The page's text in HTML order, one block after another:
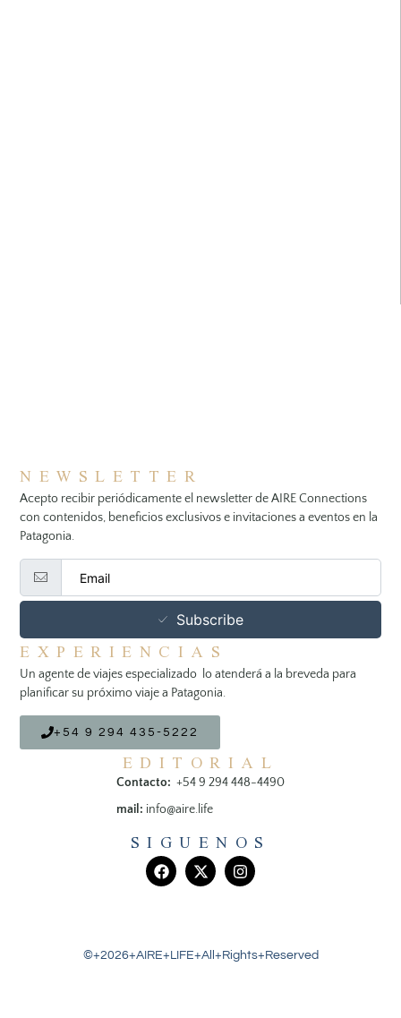
NEWSLETTER
Acepto recibir periódicamente el newsletter de AIRE Connections
con contenidos, beneficios exclusivos e invitaciones a eventos en la
Patagonia.
Subscribe
EXPERIENCIAS
Un agente de viajes especializado lo atenderá a la breveda para
planificar su próximo viaje a Patagonia.
+54 9 294 435-5222
EDITORIAL
Contacto: +54 9 294 448-4490
mail: info@aire.life
SIGUENOS
©+2026+AIRE+LIFE+All+Rights+Reserved